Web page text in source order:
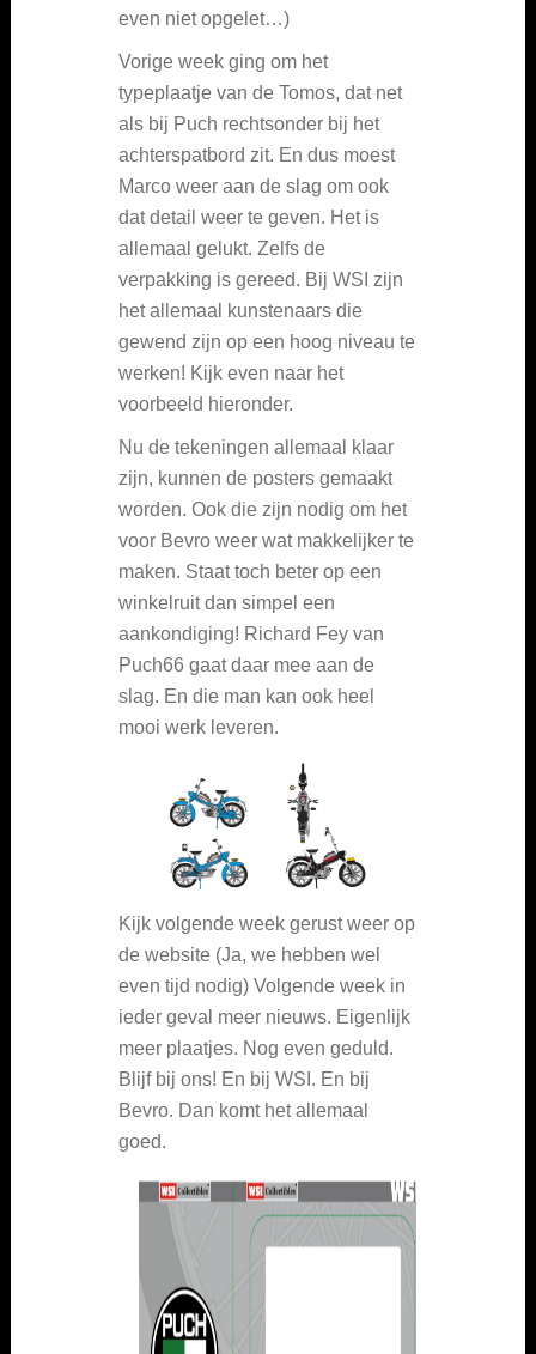
even niet opgelet…)
Vorige week ging om het
typeplaatje van de Tomos, dat net
als bij Puch rechtsonder bij het
achterspatbord zit. En dus moest
Marco weer aan de slag om ook
dat detail weer te geven. Het is
allemaal gelukt. Zelfs de
verpakking is gereed. Bij WSI zijn
het allemaal kunstenaars die
gewend zijn op een hoog niveau te
werken! Kijk even naar het
voorbeeld hieronder.
Nu de tekeningen allemaal klaar
zijn, kunnen de posters gemaakt
worden. Ook die zijn nodig om het
voor Bevro weer wat makkelijker te
maken. Staat toch beter op een
winkelruit dan simpel een
aankondiging! Richard Fey van
Puch66 gaat daar mee aan de
slag. En die man kan ook heel
mooi werk leveren.
Kijk volgende week gerust weer op
de website (Ja, we hebben wel
even tijd nodig) Volgende week in
ieder geval meer nieuws. Eigenlijk
meer plaatjes. Nog even geduld.
Blijf bij ons! En bij WSI. En bij
Bevro. Dan komt het allemaal
goed.